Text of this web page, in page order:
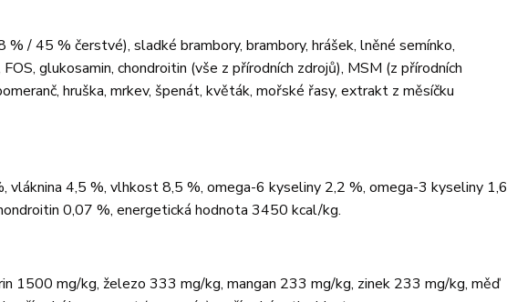
% / 45 % čerstvé), sladké brambory, brambory, hrášek, lněné semínko,
glukosamin, chondroitin (vše z přírodních zdrojů), MSM (z přírodních
hruška, mrkev, špenát, květák, mořské řasy, extrakt z měsíčku
4,5 %, vlhkost 8,5 %, omega-6 kyseliny 2,2 %, omega-3 kyseliny 1,6
0,07 %, energetická hodnota 3450 kcal/kg.
1500 mg/kg, železo 333 mg/kg, mangan 233 mg/kg, zinek 233 mg/kg, měď